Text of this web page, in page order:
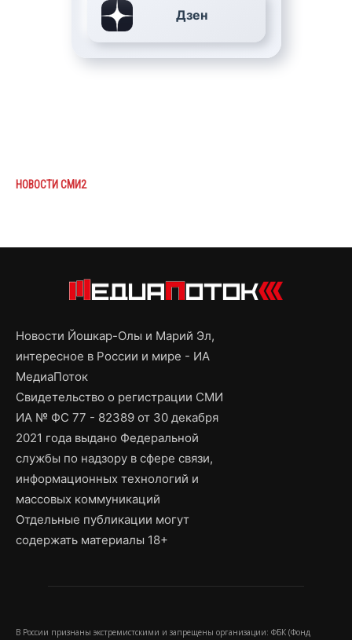
Дзен
НОВОСТИ СМИ2
Новости Йошкар-Олы и Марий Эл,
интересное в России и мире - ИА
МедиаПоток
Свидетельство о регистрации СМИ
ИА № ФС 77 - 82389 от 30 декабря
2021 года выдано Федеральной
службы по надзору в сфере связи,
информационных технологий и
массовых коммуникаций
Отдельные публикации могут
содержать материалы 18+
В России признаны экстремистскими и запрещены организации: ФБК (Фонд